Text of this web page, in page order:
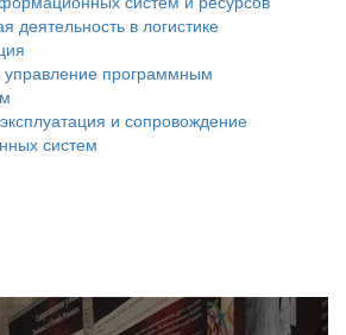
деятельность в логистике
управление программным
и сопровождение
систем